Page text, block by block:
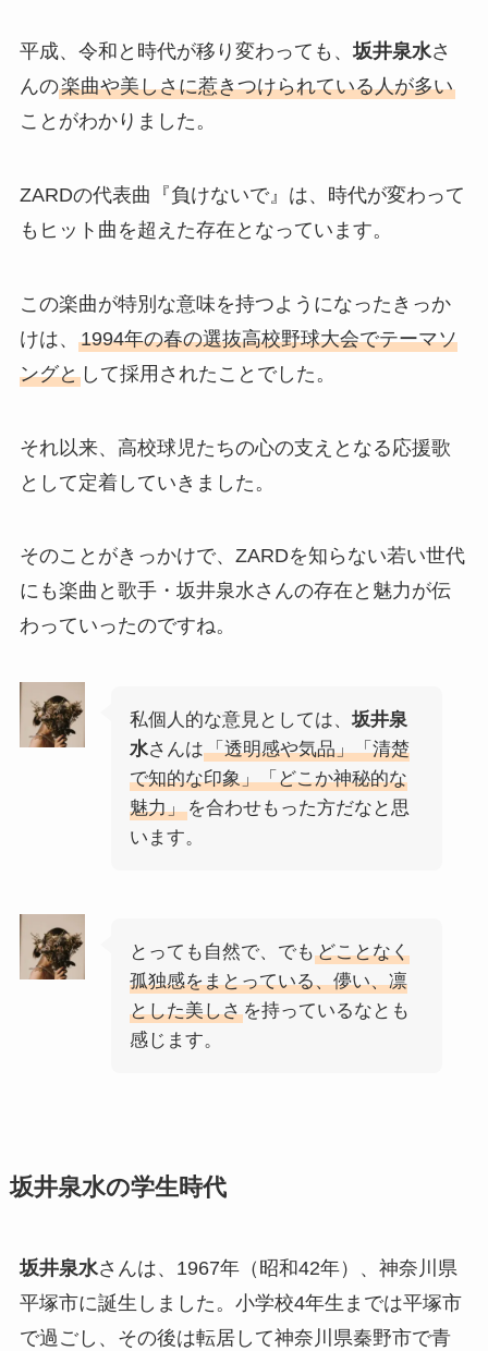
平成、令和と時代が移り変わっても、坂井泉水さ
んの楽曲や美しさに惹きつけられている人が多い
ことがわかりました。
ZARDの代表曲『負けないで』は、時代が変わって
もヒット曲を超えた存在となっています。
この楽曲が特別な意味を持つようになったきっか
けは、 1994年の春の選抜高校野球大会でテーマソ
ングとして採用されたことでした。
それ以来、高校球児たちの心の支えとなる応援歌
として定着していきました。
そのことがきっかけで、ZARDを知らない若い世代
にも楽曲と歌手・坂井泉水さんの存在と魅力が伝
わっていったのですね。
私個人的な意見としては、 坂井泉
水さんは「透明感や気品」「清楚
で知的な印象」「どこか神秘的な
魅力」を合わせもった方だなと思
います。
とっても自然で、でも どことなく
孤独感をまとっている、儚い、凛
とした美しさを持っているなとも
感じます。
坂井泉水の学生時代
坂井泉水さんは、1967年（昭和42年）、神奈川県
平塚市に誕生しました。小学校4年生までは平塚市
で過ごし、その後は転居して神奈川県秦野市で青